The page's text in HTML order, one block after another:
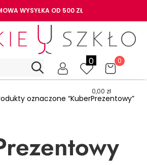
WYSYŁKA OD 500 ZŁ
0 0
0,00 zł
oznaczone “KuberPrezentowy”